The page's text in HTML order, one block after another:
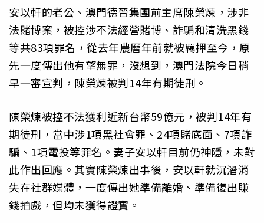
安以軒的老公、澳門德晉集團前主席陳榮煉，涉非
法賭博案，被控涉不法經營賭博、詐騙和清洗黑錢
等共83項罪名，從去年農曆年前就被羈押至今，原
先一度傳出他有望無罪，沒想到，澳門法院今日稍
早一審宣判，陳榮煉被判14年有期徒刑。
陳榮煉被控不法獲利近新台幣59億元，被判14年有
期徒刑，當中涉1項黑社會罪、24項賭底面、7項詐
騙、1項電投等罪名。妻子安以軒目前仍神隱，未對
此作出回應。其實陳榮煉出事後，安以軒就沉潛消
失在社群媒體，一度傳出她準備離婚、準備復出賺
錢拍戲，但均未獲得證實。